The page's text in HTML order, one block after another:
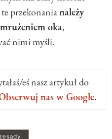
przekonanianależy
oka,
nimi myśli.
eś nasz artykuł do
nas w Google.